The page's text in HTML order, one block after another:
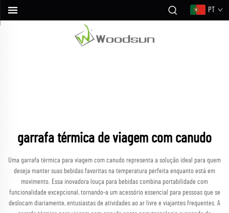
PT
garrafa térmica de viagem com canudo
Uma garrafa térmica para viagem com canudo representa a solução ideal para quem
deseja manter suas bebidas favoritas na temperatura perfeita enquanto está em
movimento. Essa inovadora louça para bebidas combina portabilidade com
funcionalidade excepcional, tornando-a um acessório essencial para pessoas que se
deslocam diariamente, entusiastas de atividades ao ar livre e viajantes frequentes. A